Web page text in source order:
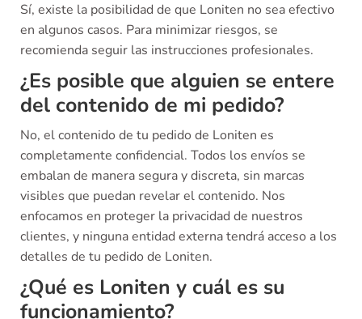
Sí, existe la posibilidad de que Loniten no sea efectivo
en algunos casos. Para minimizar riesgos, se
recomienda seguir las instrucciones profesionales.
¿Es posible que alguien se entere
del contenido de mi pedido?
No, el contenido de tu pedido de Loniten es
completamente confidencial. Todos los envíos se
embalan de manera segura y discreta, sin marcas
visibles que puedan revelar el contenido. Nos
enfocamos en proteger la privacidad de nuestros
clientes, y ninguna entidad externa tendrá acceso a los
detalles de tu pedido de Loniten.
¿Qué es Loniten y cuál es su
funcionamiento?